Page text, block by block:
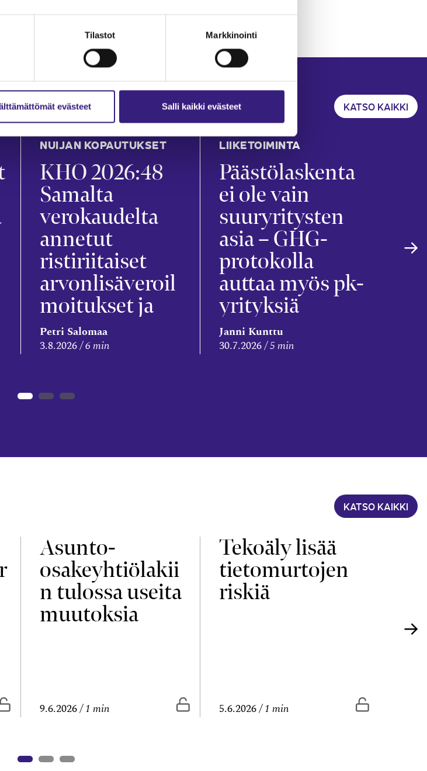
Tilastot Markkinointi
evästeet Salli kaikki evästeet
Mira Merikanto
1 min
KATSO KAIKKI
NUIJAN KOPAUTUKSET
KHO 2026:48
Samalta
verokaudelta
annetut
ristiriitaiset
arvonlisäveroil
moitukset ja
veronkorotus
Petri Salomaa
3.8.2026 6 min
LIIKETOIMINTA
Päästölaskenta
ei ole vain
suuryritysten
asia – GHG-
protokolla
auttaa myös pk-
yrityksiä
Janni Kunttu
30.7.2026 5 min
s
KATSO KAIKKI
Vapaasti luettavissa
Asunto-
osakeyhtiölakii
n tulossa useita
muutoksia
9.6.2026 1 min Vapaasti luettavissa
Tekoäly lisää
tietomurtojen
riskiä
5.6.2026 1 min